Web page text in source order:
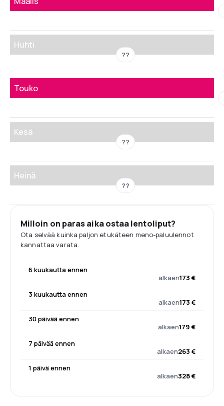
Huhti
??
Touko
Kesä
??
Heinä
??
Milloin on paras aika ostaa lentoliput?
Ota selvää kuinka paljon etukäteen meno-paluulennot
kannattaa varata.
6 kuukautta ennen
alkaen173 €
3 kuukautta ennen
alkaen173 €
30 päivää ennen
alkaen179 €
7 päivää ennen
alkaen263 €
1 päivä ennen
alkaen328 €